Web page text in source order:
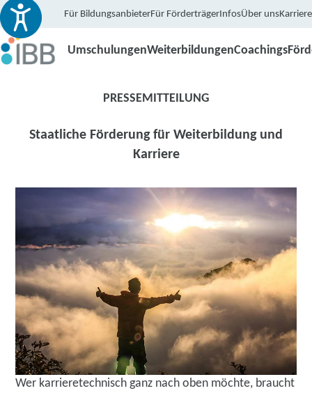
Für BildungsanbieterFür FörderträgerInfosÜber unsKarriere
UmschulungenWeiterbildungenCoachings
PRESSEMITTEILUNG
Staatliche Förderung für Weiterbildung und
Karriere
Wer karrieretechnisch ganz nach oben möchte, braucht